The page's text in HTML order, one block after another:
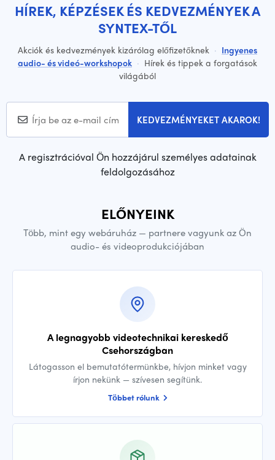
HÍREK, KÉPZÉSEK ÉS KEDVEZMÉNYEK A
SYNTEX-TŐL
Akciók és kedvezmények kizárólag előfizetőknek · Ingyenes
audio- és videó-workshopok · Hírek és tippek a forgatások
világából
KEDVEZMÉNYEKET AKAROK!
A regisztrációval Ön hozzájárul személyes adatainak
feldolgozásához
ELŐNYEINK
Több, mint egy webáruház — partnere vagyunk az Ön
audio- és videoprodukciójában
A legnagyobb videotechnikai kereskedő
Csehországban
Látogasson el bemutatótermünkbe, hívjon minket vagy
írjon nekünk — szívesen segítünk.
Többet rólunk